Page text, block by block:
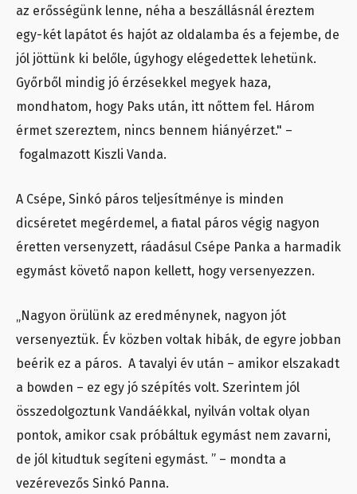
az erősségünk lenne, néha a beszállásnál éreztem
egy-két lapátot és hajót az oldalamba és a fejembe, de
jól jöttünk ki belőle, úgyhogy elégedettek lehetünk.
Győrből mindig jó érzésekkel megyek haza,
mondhatom, hogy Paks után, itt nőttem fel. Három
érmet szereztem, nincs bennem hiányérzet." –
fogalmazott Kiszli Vanda.
A Csépe, Sinkó páros teljesítménye is minden
dicséretet megérdemel, a fiatal páros végig nagyon
éretten versenyzett, ráadásul Csépe Panka a harmadik
egymást követő napon kellett, hogy versenyezzen.
„Nagyon örülünk az eredménynek, nagyon jót
versenyeztük. Év közben voltak hibák, de egyre jobban
beérik ez a páros. A tavalyi év után – amikor elszakadt
a bowden – ez egy jó szépítés volt. Szerintem jól
összedolgoztunk Vandáékkal, nyilván voltak olyan
pontok, amikor csak próbáltuk egymást nem zavarni,
de jól kitudtuk segíteni egymást. ” – mondta a
vezérevezős Sinkó Panna.